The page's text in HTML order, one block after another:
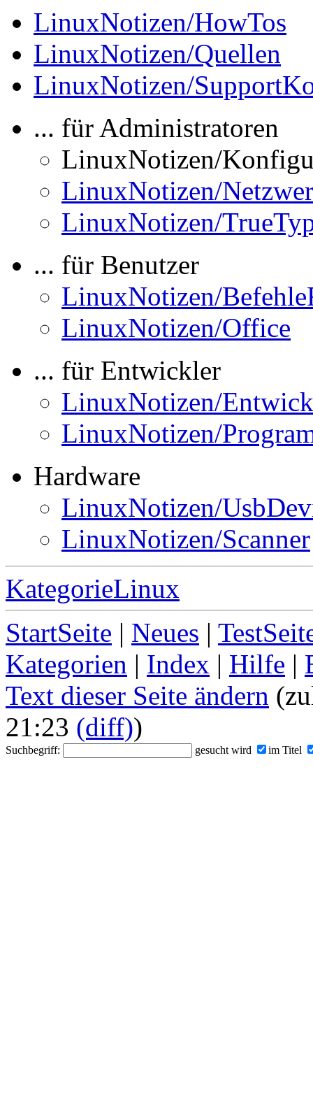
LinuxNotizen/HowTos
LinuxNotizen/Quellen
LinuxNotizen/
... für Administratoren
LinuxNotizen/
LinuxNotizen/
LinuxNotizen/
... für Benutzer
LinuxNotizen/
LinuxNotizen/Office
... für Entwickler
LinuxNotizen/
LinuxNotizen/
Hardware
LinuxNotizen/
LinuxNotizen/Scanner
KategorieLinux
StartSeite | Neues |
Kategorien | Index | Hilfe |
Text dieser Seite ändern
21:23 (diff))
Suchbegriff: gesucht wird im Titel